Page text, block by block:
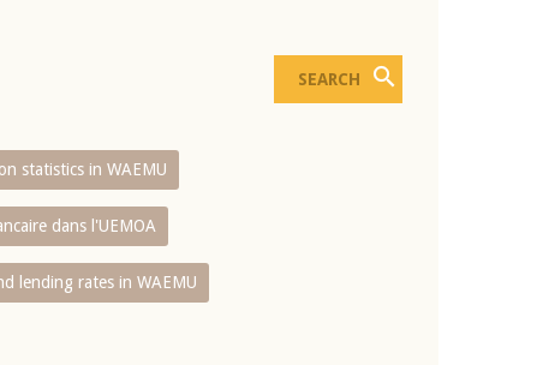
statistics in WAEMU
dans l'UEMOA
lending rates in WAEMU